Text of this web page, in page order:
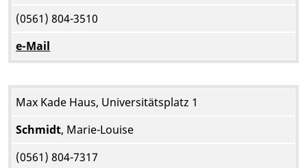
(0561) 804-3510
e-Mail
Max Kade Haus, Universitätsplatz 1
Schmidt, Marie-Louise
(0561) 804-7317